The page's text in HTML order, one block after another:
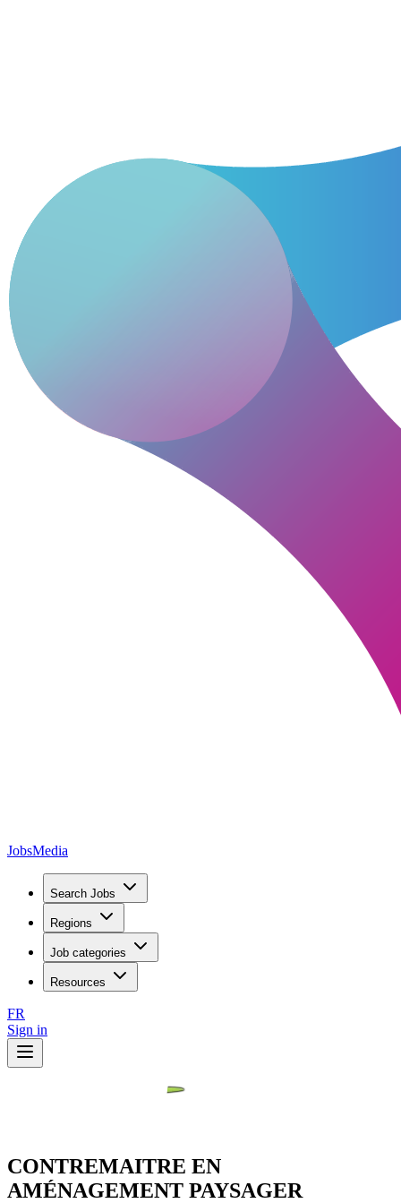
JobsMedia
Search Jobs
Regions
Job categories
Resources
FR
Sign in
CONTREMAITRE EN
AMÉNAGEMENT PAYSAGER